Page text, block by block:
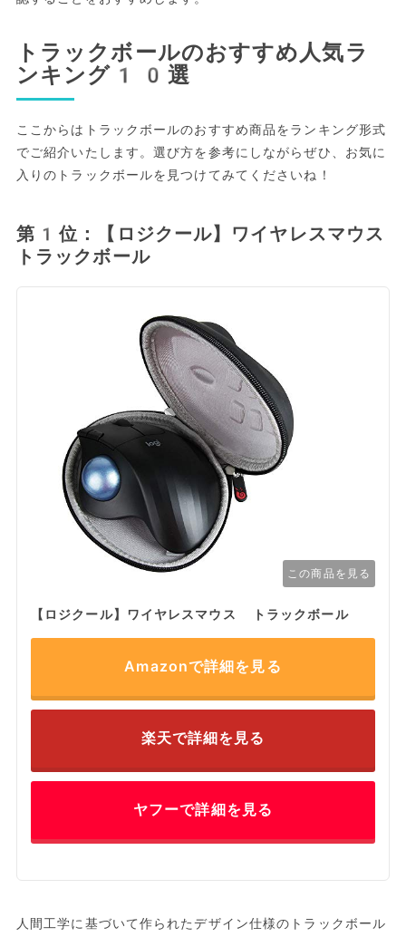
トラックボールのおすすめ人気ラ
ンキング10選
ここからはトラックボールのおすすめ商品をランキング形式
でご紹介いたします。選び方を参考にしながらぜひ、お気に
入りのトラックボールを見つけてみてくださいね！
第1位：【ロジクール】ワイヤレスマウス
トラックボール
この商品を見る
【ロジクール】ワイヤレスマウス トラックボール
Amazonで詳細を見る
楽天で詳細を見る
ヤフーで詳細を見る
人間工学に基づいて作られたデザイン仕様のトラックボール